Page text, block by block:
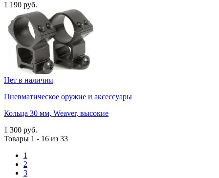
1 190 руб.
Нет в наличии
Пневматическое оружие и аксессуары
Кольца 30 мм, Weaver, высокие
1 300 руб.
Товары 1 - 16 из 33
1
2
3